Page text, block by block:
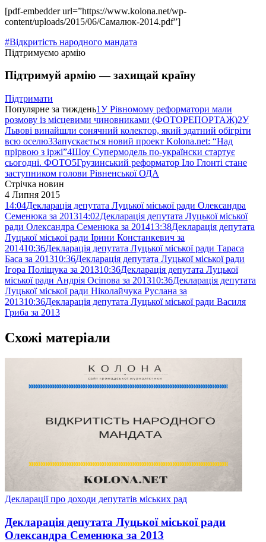
[pdf-embedder url=”https://www.kolona.net/wp-
content/uploads/2015/06/Самалюк-2014.pdf”]
#Відкритість народного мандата
Підтримуємо армію
Підтримуй армію — захищай країну
Підтримати
Популярне за тиждень1У Рівномому реформатори мали
розмову із місцевими чиновниками (ФОТОРЕПОРТАЖ)2У
Львові винайшли сонячний колектор, який здатний обігріти
всю оселю3Запускається новий проект Kolona.net: “Над
прірвою з іржі”4Шоу Супермодель по-українски стартує
сьогодні. ФОТО5Грузинський реформатор Іло Глонті стане
заступником голови Рівненської ОДА
Стрічка новин
4 Липня 2015
14:04Декларація депутата Луцької міської ради Олександра
Семенюка за 201314:02Декларація депутата Луцької міської
ради Олександра Семенюка за 201413:38Декларація депутата
Луцької міської ради Ірини Констанкевич за
201410:36Декларація депутата Луцької міської ради Тараса
Баса за 201310:36Декларація депутата Луцької міської ради
Ігора Поліщука за 201310:36Декларація депутата Луцької
міської ради Андрія Осіпова за 201310:36Декларація депутата
Луцької міської ради Ніколайчука Руслана за
201310:36Декларація депутата Луцької міської ради Василя
Гриба за 2013
Схожі матеріали
Декларації про доходи депутатів міських рад
Декларація депутата Луцької міської ради
Олександра Семенюка за 2013